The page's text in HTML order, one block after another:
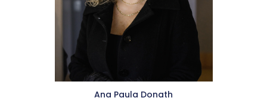
Ana Paula Donath